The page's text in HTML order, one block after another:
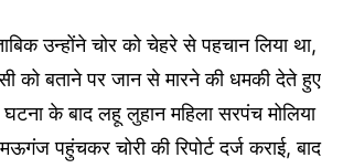
उन्होंने चोर को चेहरे से पहचान लिया था,
को बताने पर जान से मारने की धमकी देते हुए
के बाद लहू लुहान महिला सरपंच मोलिया
पहुंचकर चोरी की रिपोर्ट दर्ज कराई, बाद